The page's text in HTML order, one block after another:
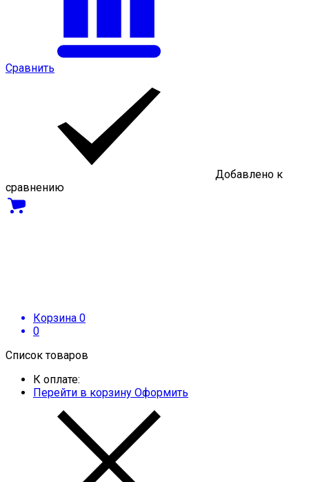
Сравнить
Добавлено к
сравнению
Корзина 0
0
Список товаров
К оплате:
Перейти в корзину Оформить